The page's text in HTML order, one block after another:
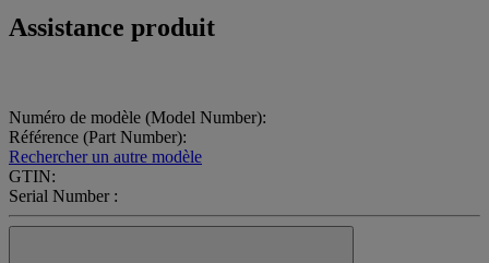
Assistance produit
Numéro de modèle (Model Number):
Référence (Part Number):
Rechercher un autre modèle
GTIN:
Serial Number :